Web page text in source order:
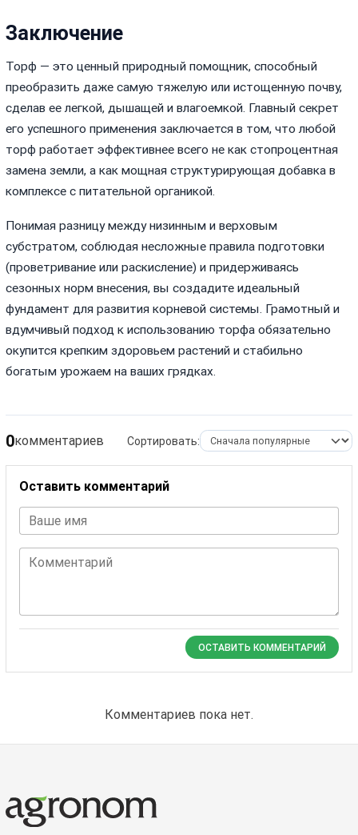
Заключение
Торф — это ценный природный помощник, способный
преобразить даже самую тяжелую или истощенную почву,
сделав ее легкой, дышащей и влагоемкой. Главный секрет
его успешного применения заключается в том, что любой
торф работает эффективнее всего не как стопроцентная
замена земли, а как мощная структурирующая добавка в
комплексе с питательной органикой.
Понимая разницу между низинным и верховым
субстратом, соблюдая несложные правила подготовки
(проветривание или раскисление) и придерживаясь
сезонных норм внесения, вы создадите идеальный
фундамент для развития корневой системы. Грамотный и
вдумчивый подход к использованию торфа обязательно
окупится крепким здоровьем растений и стабильно
богатым урожаем на ваших грядках.
0комментариев Сортировать:
Оставить комментарий
Ваше имя
Комментарий
ОСТАВИТЬ КОММЕНТАРИЙ
Комментариев пока нет.